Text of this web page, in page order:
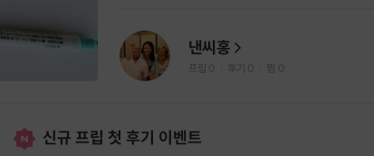
낸씨홍
프립 0 후기 0 찜 0
신규 프립 첫 후기 이벤트